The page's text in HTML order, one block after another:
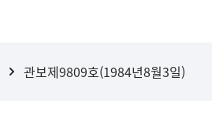
관보제9809호(1984년8월3일)